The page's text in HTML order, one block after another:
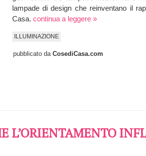
lampade di design che reinventano il
Casa. continua a leggere »
ILLUMINAZIONE
pubblicato da CosediCasa.com
L’ORIENTAMENTO